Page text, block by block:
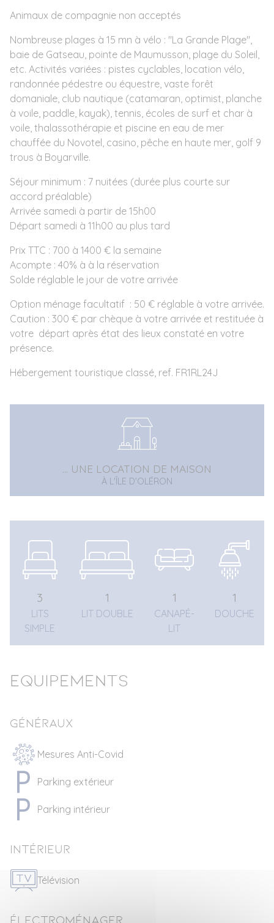
Animaux de compagnie non acceptés
Nombreuse plages à 15 mn à vélo : "La Grande Plage",
baie de Gatseau, pointe de Maumusson, plage du Soleil,
etc. Activités variées : pistes cyclables, location vélo,
randonnée pédestre ou équestre, vaste forêt
domaniale, club nautique (catamaran, optimist, planche
à voile, paddle, kayak), tennis, écoles de surf et char à
voile, thalassothérapie et piscine en eau de mer
chauffée du Novotel, casino, pêche en haute mer, golf 9
trous à Boyarville.
Séjour minimum : 7 nuitées (durée plus courte sur
accord préalable)
Arrivée samedi à partir de 15h00
Départ samedi à 11h00 au plus tard
Prix TTC : 700 à 1400 € la semaine
Acompte : 40% à à la réservation
Solde réglable le jour de votre arrivée
Option ménage facultatif : 50 € réglable à votre arrivée.
Caution : 300 € par chèque à votre arrivée et restituée à
votre départ après état des lieux constaté en votre
présence.
Hébergement touristique classé, ref. FR1RL24J
... UNE LOCATION DE MAISON
À L'ÎLE D'OLÉRON
3
LITS
SIMPLE
1
LIT DOUBLE
1
CANAPÉ-
LIT
1
DOUCHE
Equipements
Généraux
Mesures Anti-Covid
Parking extérieur
Parking intérieur
Intérieur
Télévision
Électroménager